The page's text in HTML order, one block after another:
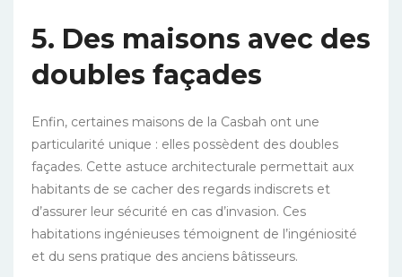
5. Des maisons avec des
doubles façades
Enfin, certaines maisons de la Casbah ont une
particularité unique : elles possèdent des doubles
façades. Cette astuce architecturale permettait aux
habitants de se cacher des regards indiscrets et
d’assurer leur sécurité en cas d’invasion. Ces
habitations ingénieuses témoignent de l’ingéniosité
et du sens pratique des anciens bâtisseurs.